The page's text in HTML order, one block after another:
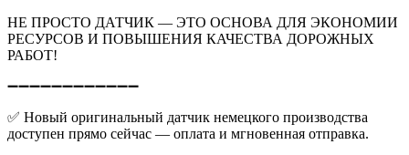
НЕ ПРОСТО ДАТЧИК — ЭТО ОСНОВА ДЛЯ ЭКОНОМИИ
РЕСУРСОВ И ПОВЫШЕНИЯ КАЧЕСТВА ДОРОЖНЫХ
РАБОТ!
➖➖➖➖➖➖➖➖➖➖➖➖
✅ Новый оригинальный датчик немецкого производства
доступен прямо сейчас — оплата и мгновенная отправка.